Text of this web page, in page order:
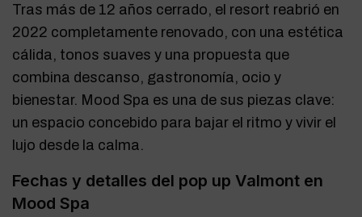
Tras más de 12 años cerrado, el resort reabrió en
2022 completamente renovado, con una estética
cálida, tonos suaves y una propuesta que
combina descanso, gastronomía, ocio y
bienestar. Mood Spa es una de sus piezas clave:
un espacio concebido para bajar el ritmo y vivir el
lujo desde la calma.
Fechas y detalles del pop up Valmont en
Mood Spa